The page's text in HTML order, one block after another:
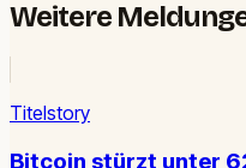
Weitere
Titelstory
Bitcoin stürzt unter